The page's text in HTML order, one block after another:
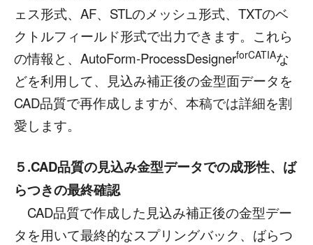
ェス形式、AF、STLのメッシュ形式、TXTのベ
クトルフィールド形式で出力できます。これら
の情報と、AutoForm-ProcessDesignerforCATIAな
どを利用して、見込み補正後の金型面データを
CAD品質で再作成しますが、本稿では詳細を割
愛します。
５.CAD品質の見込み金型データでの成形性、ば
らつきの最終確認
CAD品質で作成した見込み補正後の金型デー
タを用いて最終的なスプリングバック、ばらつ